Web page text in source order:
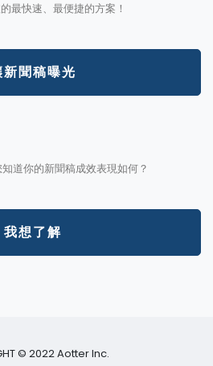
最快速、最便捷的方案！
新聞稿曝光
道你的新聞稿成效表現如何？
我想了解
© 2022 Aotter Inc.